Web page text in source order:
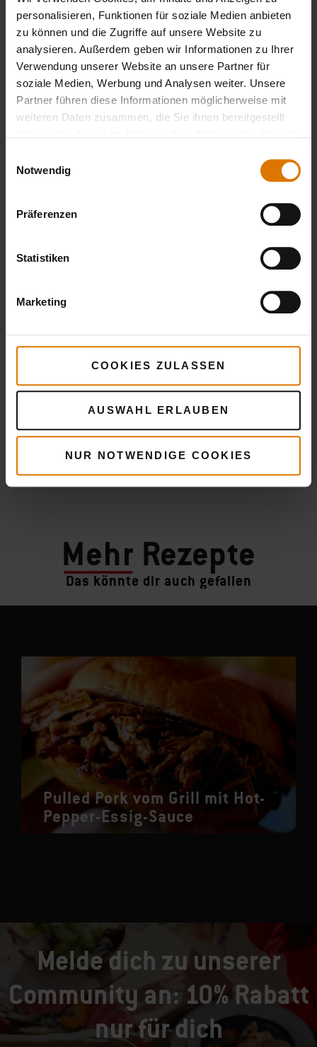
personalisieren, Funktionen für soziale Medien anbieten
zu können und die Zugriffe auf unsere Website zu
analysieren. Außerdem geben wir Informationen zu Ihrer
Verwendung unserer Website an unsere Partner für
soziale Medien, Werbung und Analysen weiter. Unsere
Partner führen diese Informationen möglicherweise mit
weiteren Daten zusammen, die Sie ihnen bereitgestellt
Notwendig
Präferenzen
Statistiken
Marketing
COOKIES ZULASSEN
AUSWAHL ERLAUBEN
NUR NOTWENDIGE COOKIES
Sei perfekt vorbereitet
Empfohlenes Zubehör
Mehr Rezepte
Das könnte dir auch gefallen
Pulled Pork vom Grill mit Hot-
Pepper-Essig-Sauce
Melde dich zu unserer
Community an: 10% Rabatt
nur für dich